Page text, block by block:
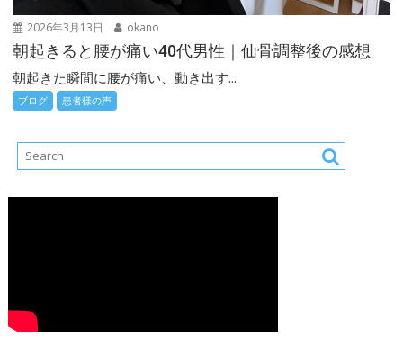
2026年3月13日 okano
朝起きると腰が痛い40代男性｜仙骨調整後の感想
朝起きた瞬間に腰が痛い、動き出す...
ブログ 患者様の声